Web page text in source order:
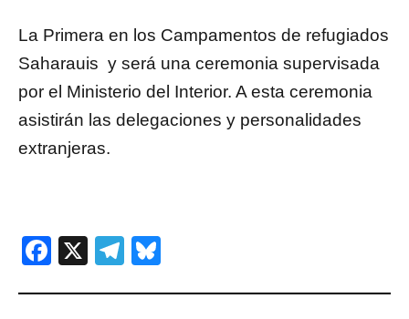
La Primera en los Campamentos de refugiados
Saharauis y será una ceremonia supervisada
por el Ministerio del Interior. A esta ceremonia
asistirán las delegaciones y personalidades
extranjeras.
Facebook
X Telegram